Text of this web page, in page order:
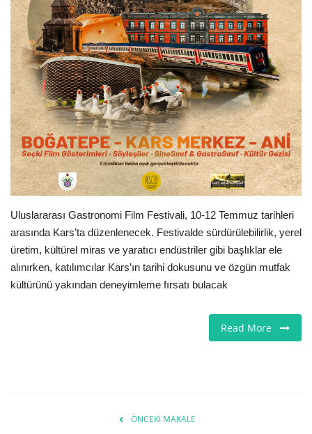
Londra
İngiltere
İş & Ekonomi
Videolar
Pazaryeri
Firma Rehberi
Restoranlar
Uluslararası Gastronomi Film Festivali, 10-12 Temmuz tarihleri
arasında Kars’ta düzenlenecek. Festivalde sürdürülebilirlik, yerel
üretim, kültürel miras ve yaratıcı endüstriler gibi başlıklar ele
alınırken, katılımcılar Kars’ın tarihi dokusunu ve özgün mutfak
kültürünü yakından deneyimleme fırsatı bulacak
Read More
ÖNCEKI MAKALE